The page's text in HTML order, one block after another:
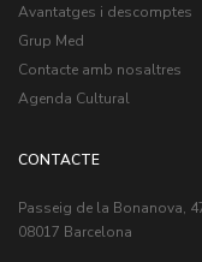
Avantatges i descomptes
Grup Med
Contacte amb nosaltres
Agenda Cultural
CONTACTE
Passeig de la Bonanova,
08017 Barcelona